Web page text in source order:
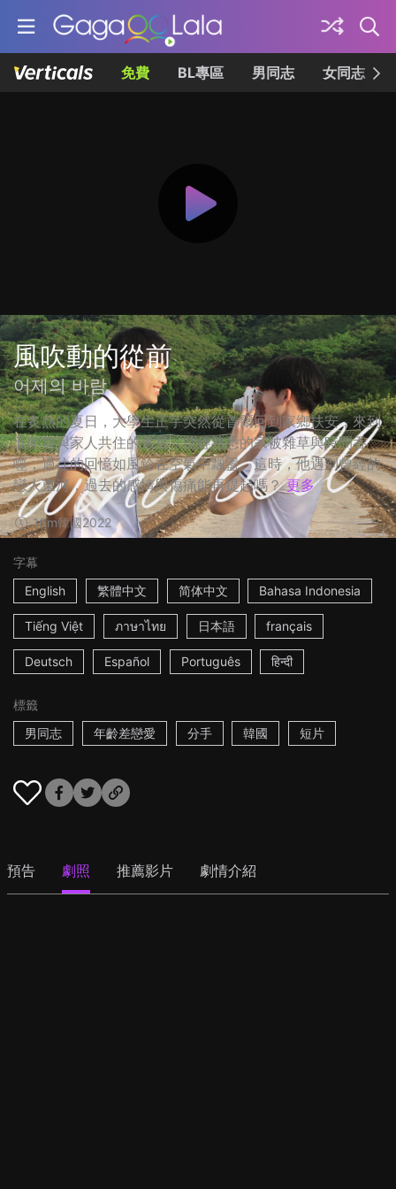
免費 BL專區 男同志 女同志
風吹動的從前
어제의 바람
在炙熱的夏日，大學生正宇突然從首爾回到家鄉扶安，來到
五年前與家人共住的舊居，曾經熟悉的家被雜草與時間吞
噬，過往的回憶如風鈴在空氣中飄盪。這時，他遇到曾經的
戀人東河，過去的感情與傷痛能再提起嗎？ 更多
16m韓國2022
字幕
English
繁體中文 简体中文 Bahasa Indonesia
Tiếng Việt ภาษาไทย 日本語 français
Deutsch Español Português हिन्दी
標籤
男同志
年齡差戀愛 分手 韓國 短片
預告 劇照 推薦影片 劇情介紹